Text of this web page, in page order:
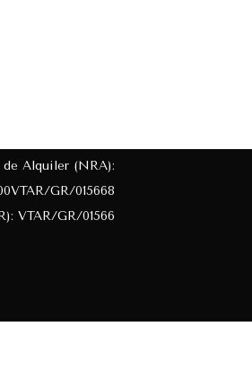
Alquiler (NRA):
GR/015668
VTAR/GR/01566